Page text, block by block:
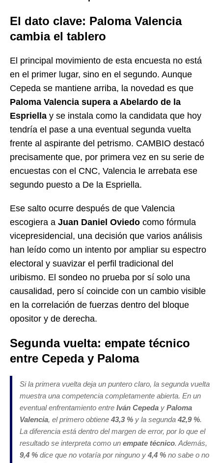
El dato clave: Paloma Valencia
cambia el tablero
El principal movimiento de esta encuesta no está
en el primer lugar, sino en el segundo. Aunque
Cepeda se mantiene arriba, la novedad es que
Paloma Valencia supera a Abelardo de la
Espriella y se instala como la candidata que hoy
tendría el pase a una eventual segunda vuelta
frente al aspirante del petrismo. CAMBIO destacó
precisamente que, por primera vez en su serie de
encuestas con el CNC, Valencia le arrebata ese
segundo puesto a De la Espriella.
Ese salto ocurre después de que Valencia
escogiera a Juan Daniel Oviedo como fórmula
vicepresidencial, una decisión que varios análisis
han leído como un intento por ampliar su espectro
electoral y suavizar el perfil tradicional del
uribismo. El sondeo no prueba por sí solo una
causalidad, pero sí coincide con un cambio visible
en la correlación de fuerzas dentro del bloque
opositor y de derecha.
Segunda vuelta: empate técnico
entre Cepeda y Paloma
Si la primera vuelta deja un puntero claro, la segunda vuelta
muestra una competencia completamente abierta. En un
eventual enfrentamiento entre Iván Cepeda y Paloma
Valencia, el primero obtiene 43,3 % y la segunda 42,9 %.
La diferencia está dentro del margen de error, por lo que el
resultado se interpreta como un empate técnico. Además,
9,4 % dice que no votaría por ninguno y 4,4 % no sabe o no